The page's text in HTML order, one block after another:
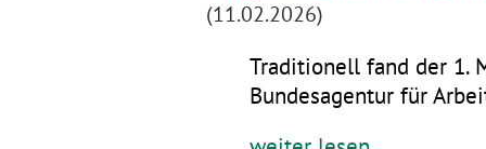
(11.02.2026)
Traditionell fand der 1.
Bundesagentur für